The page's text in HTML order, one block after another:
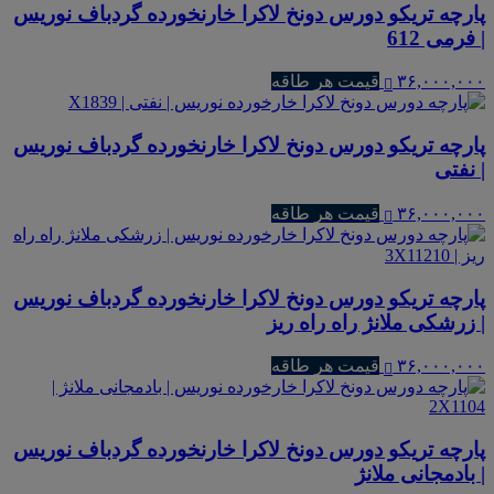
پارچه تریکو دورس دونخ لاکرا خارنخورده گردباف نوریس
| فرمی 612
۳۶,۰۰۰,۰۰۰ قیمت هر طاقه
پارچه تریکو دورس دونخ لاکرا خارنخورده گردباف نوریس
| نفتی
۳۶,۰۰۰,۰۰۰ قیمت هر طاقه
پارچه تریکو دورس دونخ لاکرا خارنخورده گردباف نوریس
| زرشکی ملانژ راه راه ریز
۳۶,۰۰۰,۰۰۰ قیمت هر طاقه
پارچه تریکو دورس دونخ لاکرا خارنخورده گردباف نوریس
| بادمجانی ملانژ